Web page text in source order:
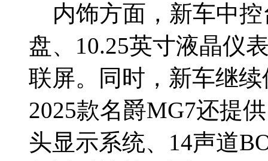
内饰方面，新车中控
盘、10.25英寸液晶仪
联屏。同时，新车继
2025款名爵MG7还提
头显示系统、14声道